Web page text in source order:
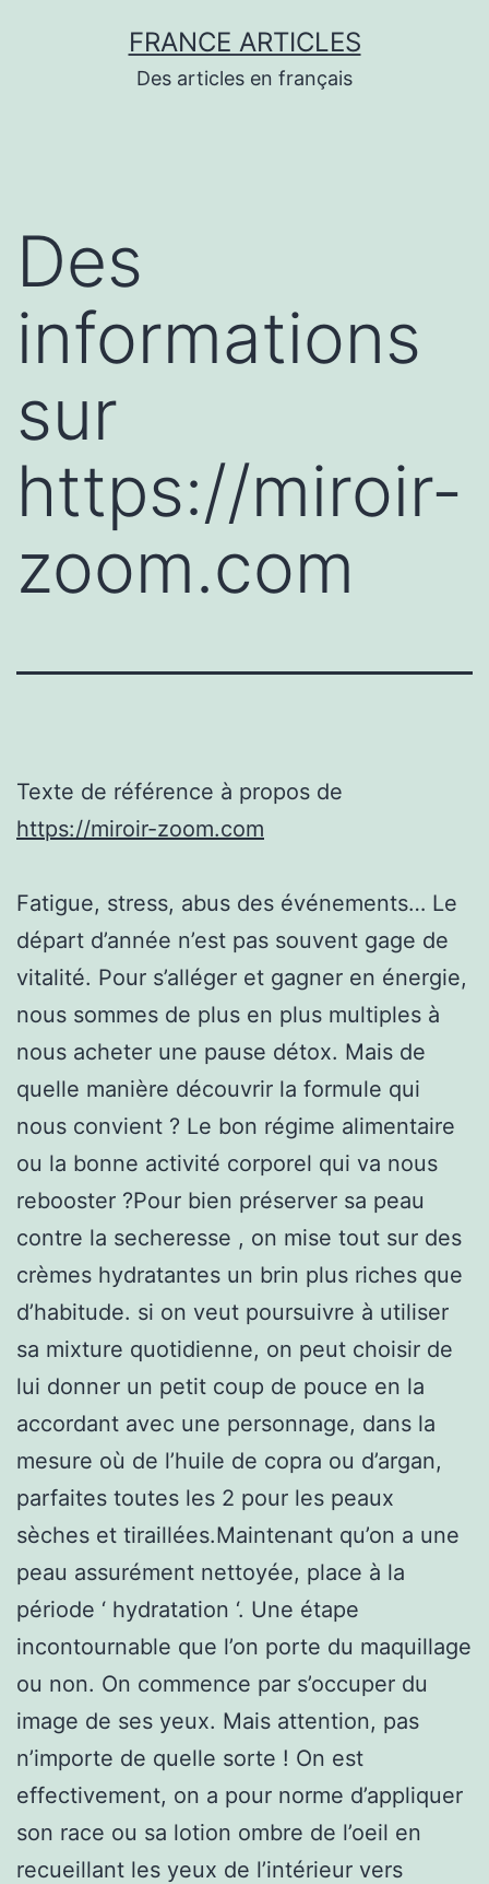
FRANCE ARTICLES
Des articles en français
Des
informations
sur
https://miroir-
zoom.com
Texte de référence à propos de
https://miroir-zoom.com
Fatigue, stress, abus des événements… Le
départ d’année n’est pas souvent gage de
vitalité. Pour s’alléger et gagner en énergie,
nous sommes de plus en plus multiples à
nous acheter une pause détox. Mais de
quelle manière découvrir la formule qui
nous convient ? Le bon régime alimentaire
ou la bonne activité corporel qui va nous
rebooster ?Pour bien préserver sa peau
contre la secheresse , on mise tout sur des
crèmes hydratantes un brin plus riches que
d’habitude. si on veut poursuivre à utiliser
sa mixture quotidienne, on peut choisir de
lui donner un petit coup de pouce en la
accordant avec une personnage, dans la
mesure où de l’huile de copra ou d’argan,
parfaites toutes les 2 pour les peaux
sèches et tiraillées.Maintenant qu’on a une
peau assurément nettoyée, place à la
période ‘ hydratation ‘. Une étape
incontournable que l’on porte du maquillage
ou non. On commence par s’occuper du
image de ses yeux. Mais attention, pas
n’importe de quelle sorte ! On est
effectivement, on a pour norme d’appliquer
son race ou sa lotion ombre de l’oeil en
recueillant les yeux de l’intérieur vers